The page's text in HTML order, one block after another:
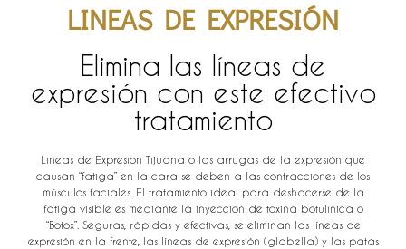
LINEAS DE EXPRESIÓN
Elimina las líneas de
expresión con este efectivo
tratamiento
Lineas de Expresion Tijuana o las arrugas de la expresión que
causan “fatiga” en la cara se deben a las contracciones de los
músculos faciales. El tratamiento ideal para deshacerse de la
fatiga visible es mediante la inyección de toxina botulínica o
“Botox”. Seguras, rápidas y efectivas, se eliminan las líneas de
expresión en la frente, las líneas de expresión (glabella) y las patas